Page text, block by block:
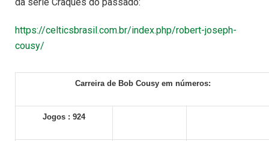
https://celticsbrasil.com.br/index.php/robert-joseph-
cousy/
Carreira de Bob Cousy em números:
Jogos : 924